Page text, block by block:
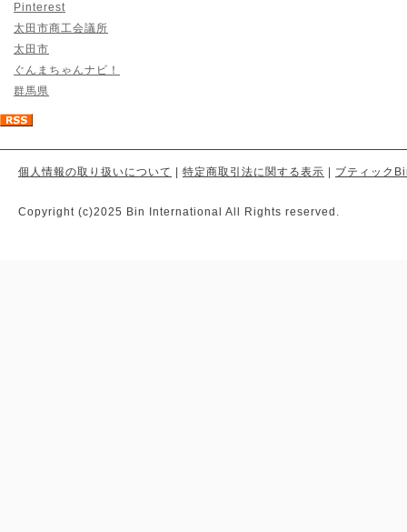
Pinterest
太田市商工会議所
太田市
ぐんまちゃんナビ！
群馬県
個人情報の取り扱いについて 特定商取引法に関する表示 ブティック
Copyright (c)2025 Bin International All Rights reserved.